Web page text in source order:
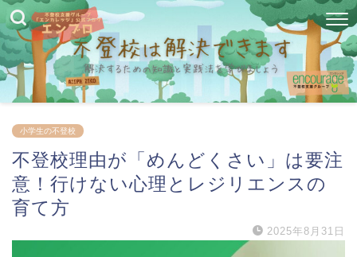
小学生の不登校
不登校理由が「めんどくさい」は要注
意！行けない心理とレジリエンスの
育て方
2025年8月31日